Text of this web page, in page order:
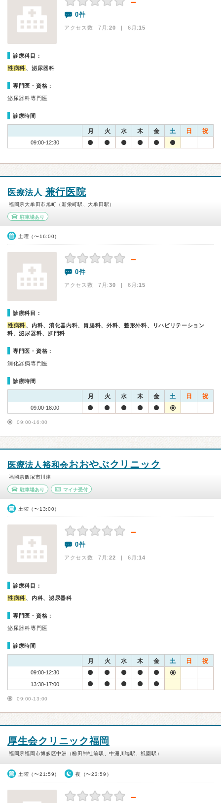
0件
アクセス数 7月:20 | 6月:15
診療科目：
性病科 、泌尿器科
専門医・資格：
泌尿器科専門医
診療時間
月 火 水 木 金 土 日 祝
09:00-12:30
医療法人 兼行医院
福岡県大牟田市旭町（新栄町駅、大牟田駅）
駐車場あり
土曜（〜16:00）
－
0件
アクセス数 7月:30 | 6月:15
診療科目：
性病科 、内科、消化器内科、胃腸科、外科、整形外科、リハビリテーション
科、泌尿器科、肛門科
専門医・資格：
消化器病専門医
診療時間
月 火 水 木 金 土 日 祝
09:00-18:00
09:00-16:00
医療法人裕和会おおやぶクリニック
福岡県飯塚市川津
駐車場あり マイナ受付
土曜（〜13:00）
－
0件
アクセス数 7月:22 | 6月:14
診療科目：
性病科 、内科、泌尿器科
専門医・資格：
泌尿器科専門医
診療時間
月 火 水 木 金 土 日 祝
09:00-12:30
13:30-17:00
09:00-13:00
厚生会クリニック福岡
福岡県福岡市博多区中洲（櫛田神社前駅、中洲川端駅、祇園駅）
土曜（〜21:59） 夜（〜23:59）
－